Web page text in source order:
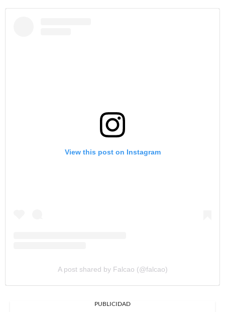
View this post on Instagram
A post shared by Falcao (@falcao)
PUBLICIDAD